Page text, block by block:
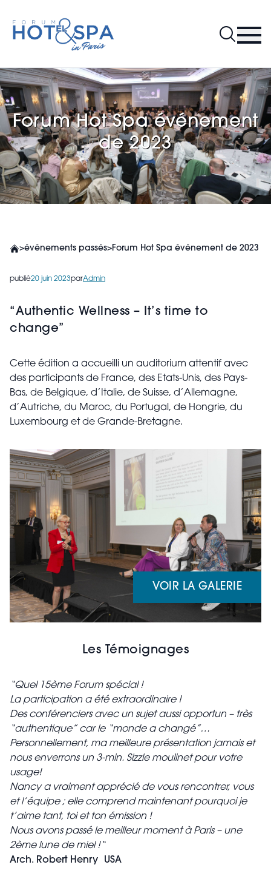
Forum Hot Spa événement
de 2023
>événements passés>Forum Hot Spa événement de 2023
publié20 juin 2023parAdmin
“Authentic Wellness – It’s time to
change”
Cette édition a accueilli un auditorium attentif avec
des participants de France, des Etats-Unis, des Pays-
Bas, de Belgique, d’Italie, de Suisse, d’Allemagne,
d’Autriche, du Maroc, du Portugal, de Hongrie, du
Luxembourg et de Grande-Bretagne.
VOIR LA GALERIE
Les Témoignages
“Quel 15ème Forum spécial !
La participation a été extraordinaire !
Des conférenciers avec un sujet aussi opportun – très
“authentique” car le “monde a changé”…
Personnellement, ma meilleure présentation jamais et
nous enverrons un 3-min. Sizzle moulinet pour votre
usage!
Nancy a vraiment apprécié de vous rencontrer, vous
et l’équipe ; elle comprend maintenant pourquoi je
t’aime tant, toi et ton émission !
Nous avons passé le meilleur moment à Paris – une
2ème lune de miel !“
Arch. Robert Henry
USA